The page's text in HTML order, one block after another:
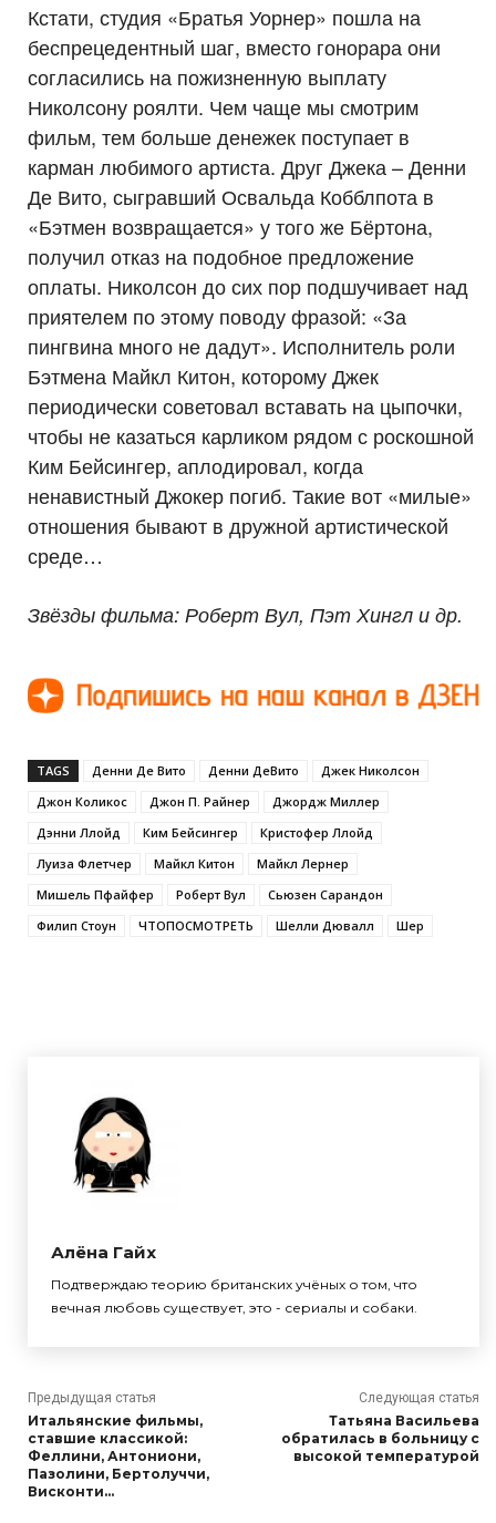
Кстати, студия «Братья Уорнер» пошла на
беспрецедентный шаг, вместо гонорара они
согласились на пожизненную выплату
Николсону роялти. Чем чаще мы смотрим
фильм, тем больше денежек поступает в
карман любимого артиста. Друг Джека – Денни
Де Вито, сыгравший Освальда Кобблпота в
«Бэтмен возвращается» у того же Бёртона,
получил отказ на подобное предложение
оплаты. Николсон до сих пор подшучивает над
приятелем по этому поводу фразой: «За
пингвина много не дадут». Исполнитель роли
Бэтмена Майкл Китон, которому Джек
периодически советовал вставать на цыпочки,
чтобы не казаться карликом рядом с роскошной
Ким Бейсингер, аплодировал, когда
ненавистный Джокер погиб. Такие вот «милые»
отношения бывают в дружной артистической
среде…
Звёзды фильма: Роберт Вул, Пэт Хингл и др.
TAGS Денни Де Вито Денни ДеВито
Джек Николсон
Джон Коликос
Джон П. Райнер
Джордж Миллер
Дэнни Ллойд
Ким Бейсингер
Кристофер Ллойд
Луиза Флетчер
Майкл Китон
Майкл Лернер
Мишель Пфайфер
Роберт Вул
Сьюзен Сарандон
Филип Стоун
ЧТОПОСМОТРЕТЬ Шелли Дювалл Шер
Алёна Гайх
Подтверждаю теорию британских учёных о том, что
вечная любовь существует, это - сериалы и собаки.
Предыдущая статья
Итальянские фильмы,
ставшие классикой:
Феллини, Антониони,
Пазолини, Бертолуччи,
Висконти…
Следующая статья
Татьяна Васильева
обратилась в больницу с
высокой температурой